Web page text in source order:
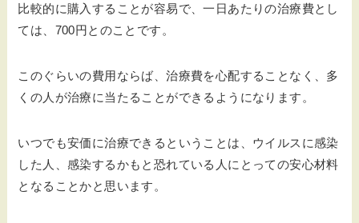
比較的に購入することが容易で、一日あたりの治療費とし
ては、700円とのことです。
このぐらいの費用ならば、治療費を心配することなく、多
くの人が治療に当たることができるようになります。
いつでも安価に治療できるということは、ウイルスに感染
した人、感染するかもと恐れている人にとっての安心材料
となることかと思います。